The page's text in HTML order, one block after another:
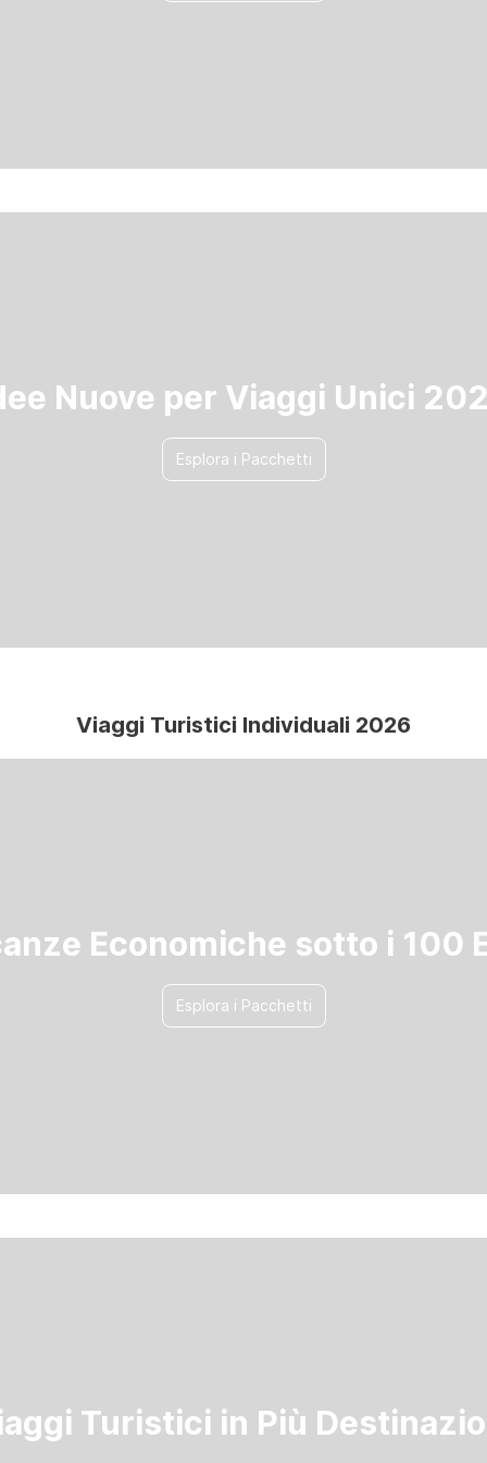
Nuove per Viaggi Unici
Esplora i Pacchetti
Viaggi Turistici Individuali 2026
Economiche sotto i 100
Esplora i Pacchetti
Turistici in Più